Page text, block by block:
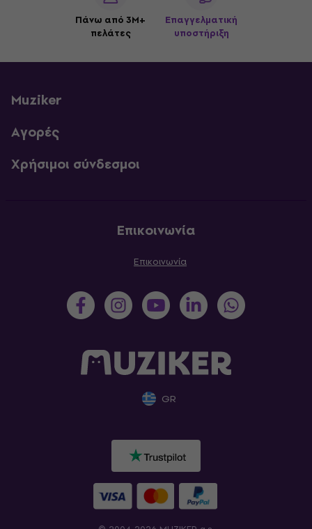
Πάνω από 3M+
πελάτες
Επαγγελματική
υποστήριξη
Muziker
Αγορές
Χρήσιμοι σύνδεσμοι
Επικοινωνία
Επικοινωνία
GR